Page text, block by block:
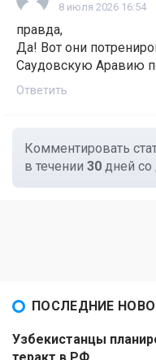
8 июля 2026 16:54
правда,
Да! Вот они
Саудовскую Аравию
Ответить
Комментировать
в течении 30 дней со
ПОСЛЕДНИЕ
Узбекистанцы